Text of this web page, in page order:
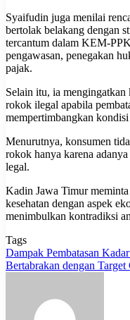
Syaifudin juga menilai
bertolak belakang dengan
tercantum dalam KEM-
pengawasan, penegakan
pajak.
Selain itu, ia
rokok ilegal apabila
mempertimbangkan
Menurutnya, konsumen
rokok hanya karena
legal.
Kadin Jawa Timur
kesehatan dengan aspek
menimbulkan kontradiksi
Tags
Dampak Pembatasan
Bertabrakan dengan